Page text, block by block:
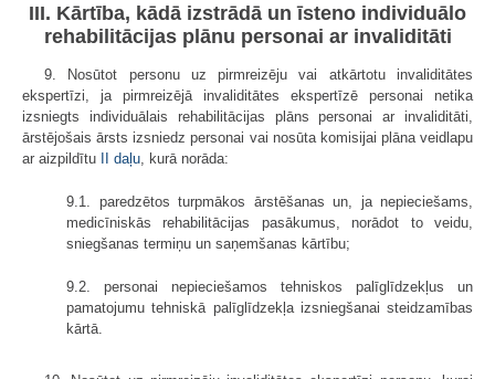
III. Kārtība, kādā izstrādā un īsteno individuālo
rehabilitācijas plānu personai ar invaliditāti
9. Nosūtot personu uz pirmreizēju vai atkārtotu invaliditātes
ekspertīzi, ja pirmreizējā invaliditātes ekspertīzē personai netika
izsniegts individuālais rehabilitācijas plāns personai ar invaliditāti,
ārstējošais ārsts izsniedz personai vai nosūta komisijai plāna veidlapu
ar aizpildītu II daļu , kurā norāda:
9.1. paredzētos turpmākos ārstēšanas un, ja nepieciešams,
medicīniskās rehabilitācijas pasākumus, norādot to veidu,
sniegšanas termiņu un saņemšanas kārtību;
9.2. personai nepieciešamos tehniskos palīglīdzekļus un
pamatojumu tehniskā palīglīdzekļa izsniegšanai steidzamības
kārtā.